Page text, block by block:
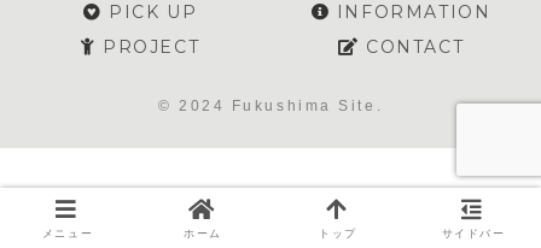
PICK UP
INFORMATION
PROJECT
CONTACT
© 2024 Fukushima Site.
メニュー ホーム トップ サイドバー